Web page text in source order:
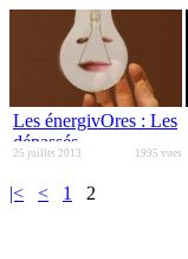
Les énergivOres : Les
dépassés
25 juillet 2013 1995 vues
|< < 1 2